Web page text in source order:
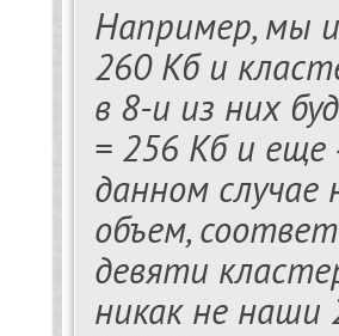
Например, мы
260 Кб и
в 8-и из них
= 256 Кб и еще
данном случае
объем,
девяти
никак не наши